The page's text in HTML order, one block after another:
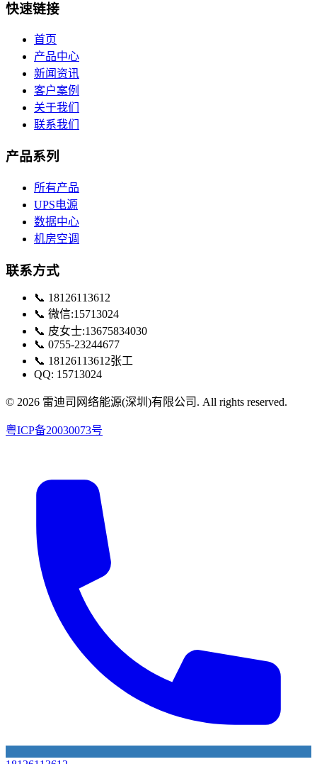
快速链接
首页
产品中心
新闻资讯
客户案例
关于我们
联系我们
产品系列
所有产品
UPS电源
数据中心
机房空调
联系方式
📞 18126113612
📞 微信:15713024
📞 皮女士:13675834030
📞 0755-23244677
📞 18126113612张工
QQ: 15713024
© 2026 雷迪司网络能源(深圳)有限公司 . All rights reserved.
粤ICP备20030073号